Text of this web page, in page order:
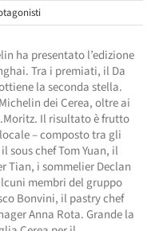
ha presentato l’edizione
Tra i premiati, il Da
la seconda stella.
dei Cerea, oltre ai
Il risultato è frutto
– composto tra gli
sous chef Tom Yuan, il
Tian, i sommelier Declan
membri del gruppo
Bonvini, il pastry chef
Anna Rota. Grande la